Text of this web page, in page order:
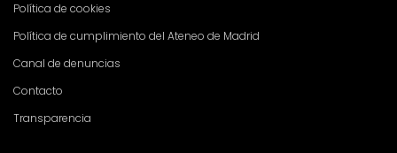
Política de cookies
Política de cumplimiento del Ateneo de Madrid
Canal de denuncias
Contacto
Transparencia